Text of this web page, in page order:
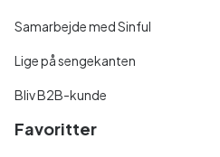
Samarbejde med Sinful
Lige på sengekanten
Bliv B2B-kunde
Favoritter